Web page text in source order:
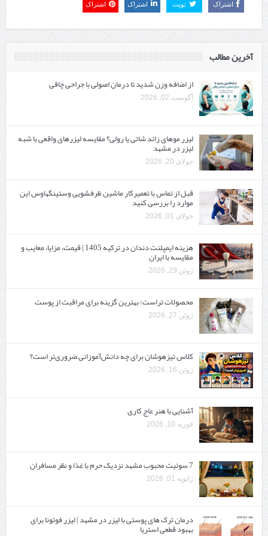
اشتراک تویت اشتراک اشتراک
آخرین مطالب
از اضافه وزن شدید تا درمان اصولی با جراحی چاقی
آگوست 02, 2026
لیزر موهای زائد شاتی یا رولی؟ مقایسه لیزرهای واقعی با شبه‌
لیزر در مشهد
جولای 20, 2026
قبل از تماس با تعمیرکار ماشین ظرفشویی وستینگهاوس این
موارد را بررسی کنید
جولای 01, 2026
هزینه ایمپلنت دندان در ترکیه 1405 | قیمت، مزایا، معایب و
مقایسه با ایران
ژوئن 29, 2026
محصولات تراست؛ بهترین گزینه برای مراقبت از پوست
ژوئن 27, 2026
کلاس تیزهوشان برای چه دانش‌آموزانی ضروری‌تر است؟
ژوئن 16, 2026
آشنایی با هنر عاج کاری
فوریه 10, 2026
7 سوئیت محبوب مشهد نزدیک حرم با غذا و نظر مسافران
ژانویه 01, 2026
درمان ترک های پوستی با لیزر در مشهد | لیزر فوتونا برای
بهبود قطعی استریا